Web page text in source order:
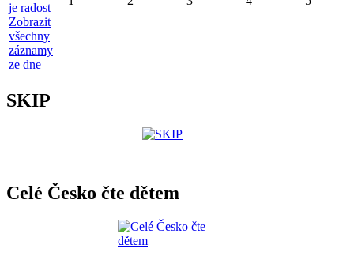
je radost
Zobrazit
všechny
záznamy
ze dne
SKIP
Celé Česko čte dětem